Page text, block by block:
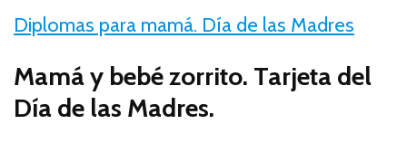
Diplomas para mamá. Día de las Madres
Mamá y bebé zorrito. Tarjeta del
Día de las Madres.